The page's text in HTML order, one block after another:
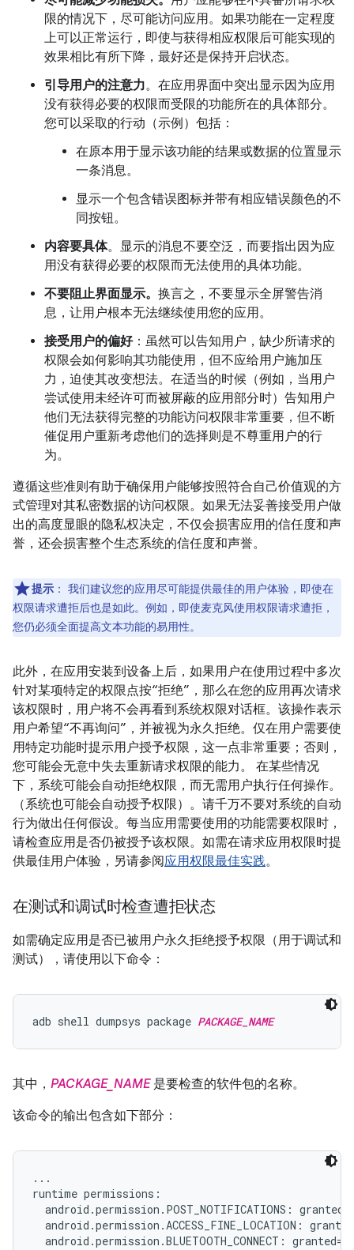
限的情况下，尽可能访问应用。如果功能在一定程度
上可以正常运行，即使与获得相应权限后可能实现的
效果相比有所下降，最好还是保持开启状态。
引导用户的注意力。在应用界面中突出显示因为应用
没有获得必要的权限而受限的功能所在的具体部分。
您可以采取的行动（示例）包括：
在原本用于显示该功能的结果或数据的位置显示
一条消息。
显示一个包含错误图标并带有相应错误颜色的不
同按钮。
内容要具体。显示的消息不要空泛，而要指出因为应
用没有获得必要的权限而无法使用的具体功能。
不要阻止界面显示。 换言之，不要显示全屏警告消
息，让用户根本无法继续使用您的应用。
接受用户的偏好：虽然可以告知用户，缺少所请求的
权限会如何影响其功能使用，但不应给用户施加压
力，迫使其改变想法。在适当的时候（例如，当用户
尝试使用未经许可而被屏蔽的应用部分时）告知用户
他们无法获得完整的功能访问权限非常重要，但不断
催促用户重新考虑他们的选择则是不尊重用户的行
为。
遵循这些准则有助于确保用户能够按照符合自己价值观的方
式管理对其私密数据的访问权限。如果无法妥善接受用户做
出的高度显眼的隐私权决定，不仅会损害应用的信任度和声
誉，还会损害整个生态系统的信任度和声誉。
提示 ： 我们建议您的应用尽可能提供最佳的用户体验，即使在
权限请求遭拒后也是如此。例如，即使麦克风使用权限请求遭拒，
您仍必须全面提高文本功能的易用性。
此外，在应用安装到设备上后，如果用户在使用过程中多次
针对某项特定的权限点按“拒绝”，那么在您的应用再次请求
该权限时，用户将不会再看到系统权限对话框。该操作表示
用户希望“不再询问”，并被视为永久拒绝。仅在用户需要使
用特定功能时提示用户授予权限，这一点非常重要；否则，
您可能会无意中失去重新请求权限的能力。 在某些情况
下，系统可能会自动拒绝权限，而无需用户执行任何操作。
（系统也可能会自动授予权限）。请千万不要对系统的自动
行为做出任何假设。每当应用需要使用的功能需要权限时，
请检查应用是否仍被授予该权限。如需在请求应用权限时提
供最佳用户体验，另请参阅应用权限最佳实践。
在测试和调试时检查遭拒状态
如需确定应用是否已被用户永久拒绝授予权限（用于调试和
测试），请使用以下命令：
adb shell dumpsys package PACKAGE_NAME
其中， PACKAGE_NAME是要检查的软件包的名称。
该命令的输出包含如下部分：
...
runtime permissions:
android.permission.POST_NOTIFICATIONS:
android.permission.ACCESS_FINE_LOCATION:
android.permission.BLUETOOTH_CONNECT: